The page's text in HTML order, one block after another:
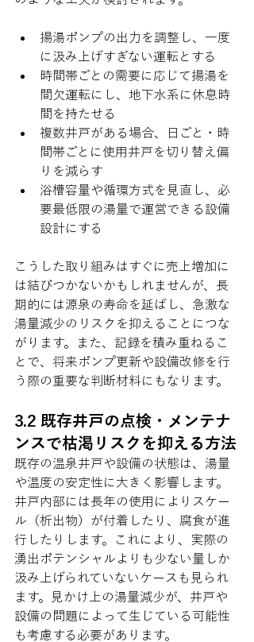
揚湯ポンプの出力を調整し、一度
に汲み上げすぎない運転とする
時間帯ごとの需要に応じて揚湯を
間欠運転にし、地下水系に休息時
間を持たせる
複数井戸がある場合、日ごと・時
間帯ごとに使用井戸を切り替え偏
りを減らす
浴槽容量や循環方式を見直し、必
要最低限の湯量で運営できる設備
設計にする
こうした取り組みはすぐに売上増加に
は結びつかないかもしれませんが、長
期的には源泉の寿命を延ばし、急激な
湯量減少のリスクを抑えることにつな
がります。また、記録を積み重ねるこ
とで、将来ポンプ更新や設備改修を行
う際の重要な判断材料にもなります。
3.2 既存井戸の点検・メンテナ
ンスで枯渇リスクを抑える方法
既存の温泉井戸や設備の状態は、湯量
や温度の安定性に大きく影響します。
井戸内部には長年の使用によりスケー
ル（析出物）が付着したり、腐食が進
行したりします。これにより、実際の
湧出ポテンシャルよりも少ない量しか
汲み上げられていないケースも見られ
ます。見かけ上の湯量減少が、井戸や
設備の問題によって生じている可能性
も考慮する必要があります。